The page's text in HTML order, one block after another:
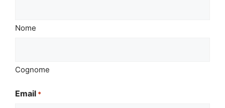
Nome
Cognome
Email *